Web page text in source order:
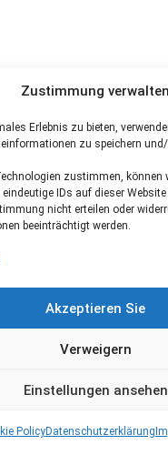
Zustimmung verwalten
Erlebnis zu bieten,
zu speichern
zustimmen, können
IDs auf dieser Website
nicht erteilen oder
beeinträchtigt werden.
Akzeptieren Sie
Verweigern
Einstellungen ansehen
PolicyDatenschutzerklärung